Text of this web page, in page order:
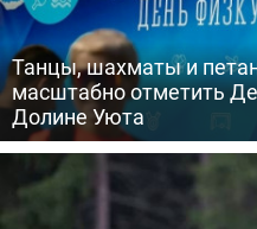
Танцы, шахматы и
масштабно отметить
Долине Уюта